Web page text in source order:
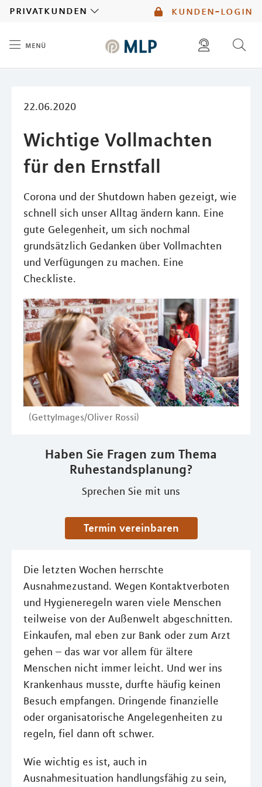
kunden-login
privatkunden
menü
22.06.2020
Wichtige Vollmachten
für den Ernstfall
Corona und der Shutdown haben gezeigt, wie
schnell sich unser Alltag ändern kann. Eine
gute Gelegenheit, um sich nochmal
grundsätzlich Gedanken über Vollmachten
und Verfügungen zu machen. Eine
Checkliste.
(GettyImages/Oliver Rossi)
Haben Sie Fragen zum Thema
Ruhestandsplanung?
Sprechen Sie mit uns
Termin vereinbaren
Die letzten Wochen herrschte
Ausnahmezustand. Wegen Kontaktverboten
und Hygieneregeln waren viele Menschen
teilweise von der Außenwelt abgeschnitten.
Einkaufen, mal eben zur Bank oder zum Arzt
gehen – das war vor allem für ältere
Menschen nicht immer leicht. Und wer ins
Krankenhaus musste, durfte häufig keinen
Besuch empfangen. Dringende finanzielle
oder organisatorische Angelegenheiten zu
regeln, fiel dann oft schwer.
Wie wichtig es ist, auch in
Ausnahmesituation handlungsfähig zu sein,